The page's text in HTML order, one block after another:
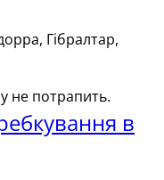
Гібралтар,
не потрапить.
в